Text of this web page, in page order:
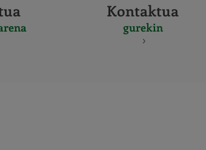
Kontaktua
gurekin